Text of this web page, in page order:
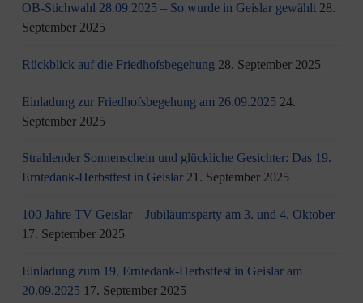
OB-Stichwahl 28.09.2025 – So wurde in Geislar gewählt 28.
September 2025
Rückblick auf die Friedhofsbegehung 28. September 2025
Einladung zur Friedhofsbegehung am 26.09.2025 24.
September 2025
Strahlender Sonnenschein und glückliche Gesichter: Das 19.
Erntedank-Herbstfest in Geislar 21. September 2025
100 Jahre TV Geislar – Jubiläumsparty am 3. und 4. Oktober
17. September 2025
Einladung zum 19. Erntedank-Herbstfest in Geislar am
20.09.2025 17. September 2025